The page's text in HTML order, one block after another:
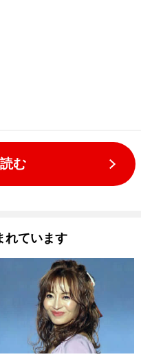
む
れています